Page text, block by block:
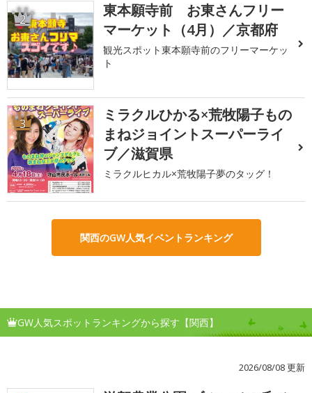
2
東本願寺前 お東さんフリー
マーケット（4月）／京都府
観光スポット東本願寺前のフリーマーケッ
ト
3
ミラクルひかる×荒牧陽子もの
まねジョイントスーパーライ
ブ／滋賀県
ミラクルヒカル×荒牧陽子夢のタッグ！
関西のGW人気イベントランキング
GW人気スポットランキングから探す【関西】
2026/08/08 更新